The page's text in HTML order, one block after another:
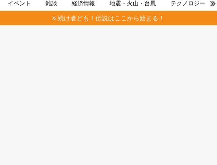
イベント 雑談 経済情報 地震・火山・台風 テクノロジー
続け者ども！伝説はここから始まる！